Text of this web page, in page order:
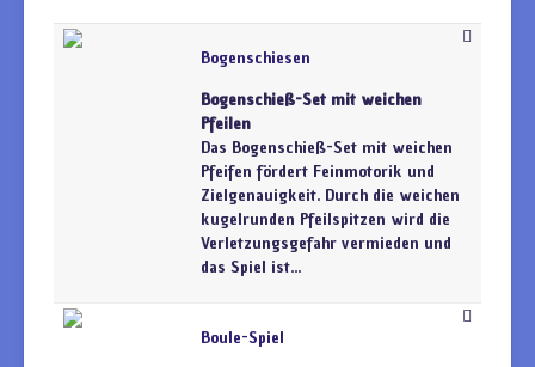
Bogenschiesen
Bogenschieß-Set mit weichen
Pfeilen
Das Bogenschieß-Set mit weichen
Pfeifen fördert Feinmotorik und
Zielgenauigkeit. Durch die weichen
kugelrunden Pfeilspitzen wird die
Verletzungsgefahr vermieden und
das Spiel ist...
Boule-Spiel